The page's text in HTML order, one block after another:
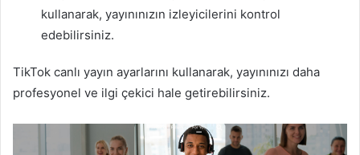
kullanarak, yayınınızın izleyicilerini kontrol
edebilirsiniz.
TikTok canlı yayın ayarlarını kullanarak, yayınınızı daha
profesyonel ve ilgi çekici hale getirebilirsiniz.